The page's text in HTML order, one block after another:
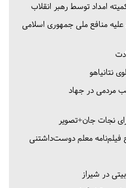
امداد توسط رهبر انقلاب
علیه منافع ملی جمهوری اسلامی
نتانیاهو
مردمی در جهاد
نجات جان+تصویر
فیلم‌نامه معلم دوست‌داشتنی
در شیراز